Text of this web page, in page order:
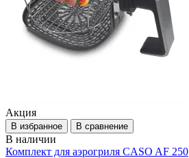
Акция
В избранное В сравнение
В наличии
Комплект для аэрогриля CASO AF 250